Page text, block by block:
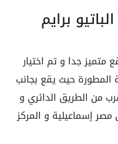
برايم
متميز جدا و تم اختيار
المطورة حيث يقع بجانب
من الطريق الدائري و
مصر إسماعيلية و المركز